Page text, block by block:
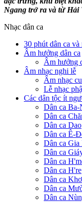
Ngang trở ra và từ Hải
Nhạc dân ca
30 phút dân ca và
Âm hưởng dân ca
Âm hưởng
Âm nhạc nghi lễ
Âm nhạc
Lễ nhạc
Các dân tộc ít
Dân ca Ba-
Dân ca
Dân ca Dao
Dân ca Ê-
Dân ca Gia
Dân ca
Dân ca
Dân ca H're
Dân ca
Dân ca
Dân ca